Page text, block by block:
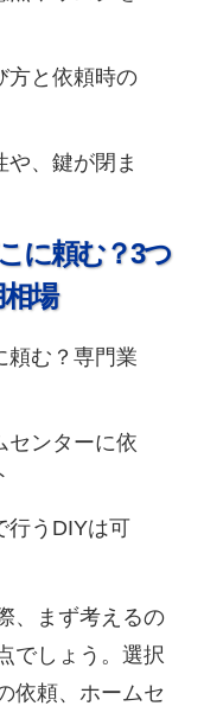
方と依頼時の
や、鍵が閉ま
に頼む？3つ
場
頼む？専門業
センターに依
行うDIYは可
、まず考えるの
でしょう。選択
依頼、ホームセ